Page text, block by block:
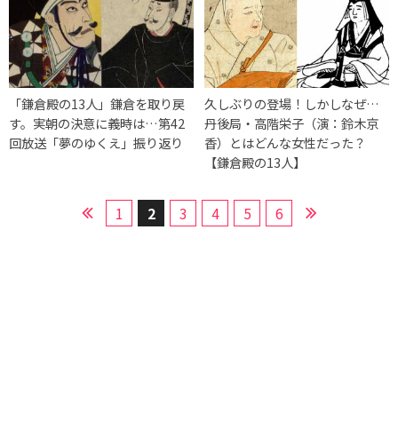
「鎌倉殿の13人」鎌倉を取り戻
す。実朝の決意に義時は…第42
回放送「夢のゆくえ」振り返り
久しぶりの登場！しかしなぜ…
丹後局・高階栄子（演：鈴木京
香）とはどんな女性だった？
【鎌倉殿の13人】
1 2 3 4 5 6